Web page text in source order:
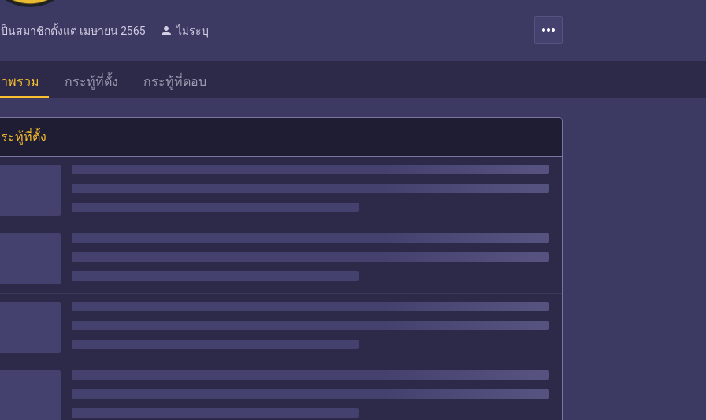
ป็นสมาชิกตั้งแต่ เมษายน 2565 person ไม่ระบุ more_horiz
พรวม กระทู้ที่ตั้ง กระทู้ที่ตอบ
ะทู้ที่ตั้ง